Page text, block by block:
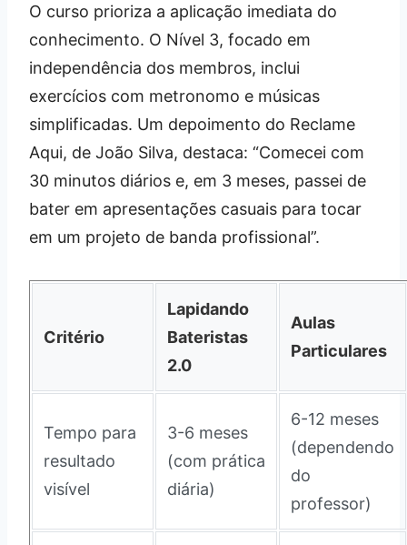
O curso prioriza a aplicação imediata do
conhecimento. O Nível 3, focado em
independência dos membros, inclui
exercícios com metronomo e músicas
simplificadas. Um depoimento do Reclame
Aqui, de João Silva, destaca: “Comecei com
30 minutos diários e, em 3 meses, passei de
bater em apresentações casuais para tocar
em um projeto de banda profissional”.
Critério
Lapidando
Bateristas
2.0
Aulas
Particulares
Tempo para
resultado
visível
3-6 meses
(com prática
diária)
6-12 meses
(dependendo
do
professor)